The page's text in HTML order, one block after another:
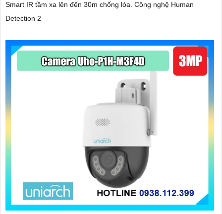
Smart IR tầm xa lên đến 30m chống lóa. Công nghệ Human
Detection 2